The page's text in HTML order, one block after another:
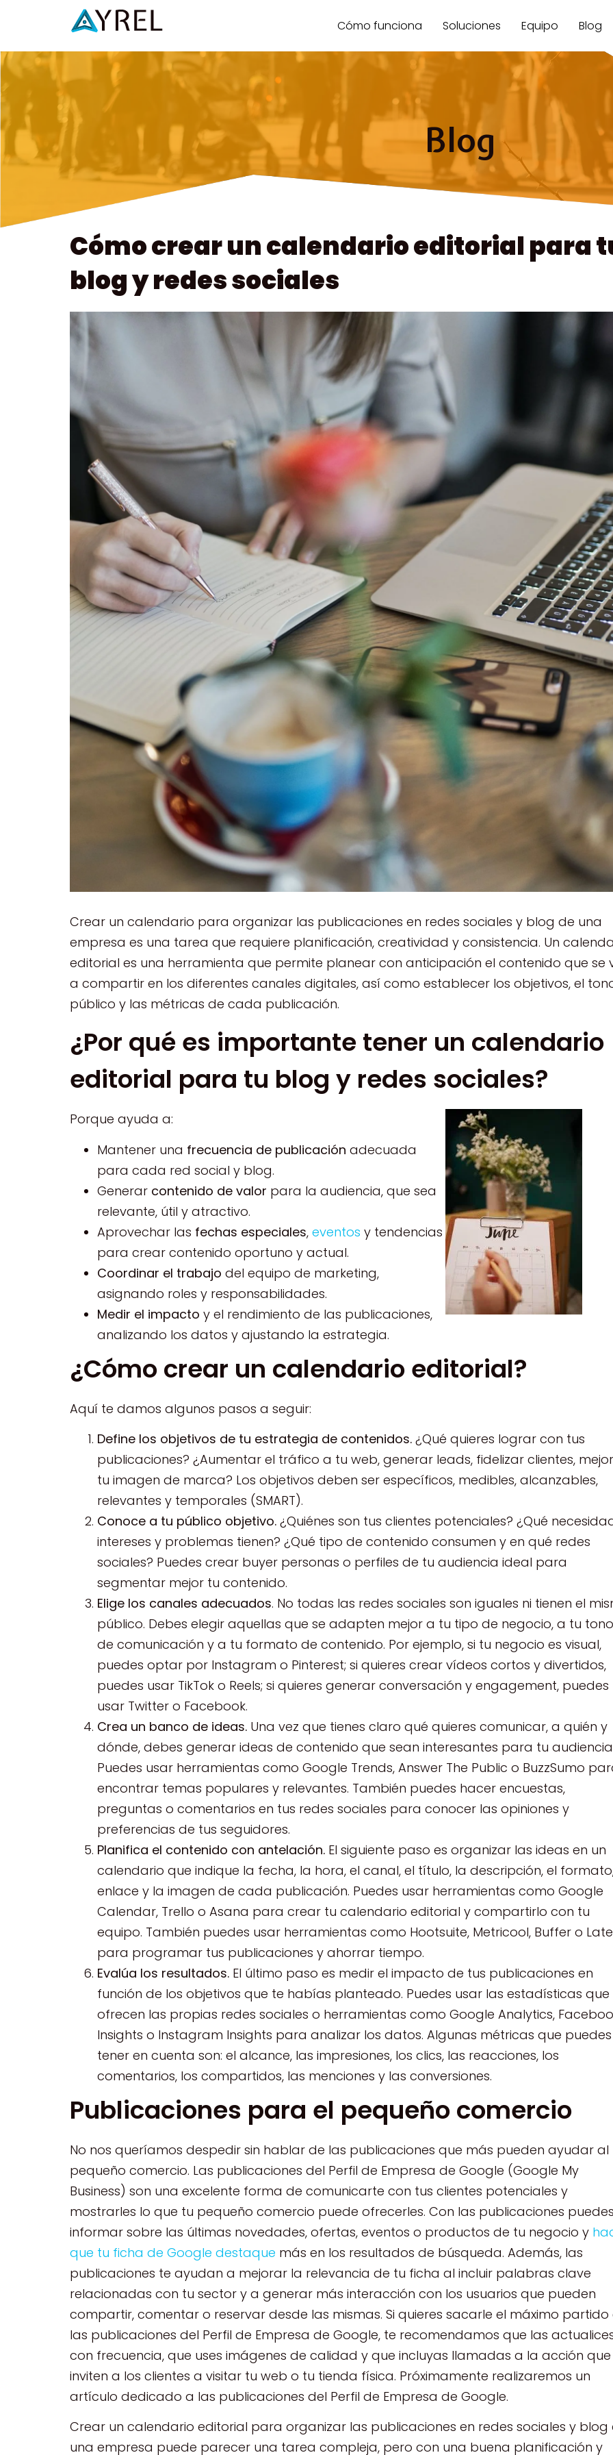
Cómo funciona Soluciones Equipo Blog
Blog
Cómo crear un calendario editorial para
blog y redes sociales
Crear un calendario para organizar las publicaciones en redes sociales y blog de una
empresa es una tarea que requiere planificación, creatividad y consistencia. Un
editorial es una herramienta que permite planear con anticipación el contenido que se
a compartir en los diferentes canales digitales, así como establecer los objetivos, el
público y las métricas de cada publicación.
¿Por qué es importante tener un calendario
editorial para tu blog y redes sociales?
Porque ayuda a:
Mantener una frecuencia de publicación adecuada
para cada red social y blog.
Generar contenido de valor para la audiencia, que sea
relevante, útil y atractivo.
Aprovechar las fechas especiales, eventos y tendencias
para crear contenido oportuno y actual.
Coordinar el trabajo del equipo de marketing,
asignando roles y responsabilidades.
Medir el impacto y el rendimiento de las publicaciones,
analizando los datos y ajustando la estrategia.
¿Cómo crear un calendario editorial?
Aquí te damos algunos pasos a seguir:
Define los objetivos de tu estrategia de contenidos. ¿Qué quieres lograr con tus
publicaciones? ¿Aumentar el tráfico a tu web, generar leads, fidelizar clientes,
tu imagen de marca? Los objetivos deben ser específicos, medibles, alcanzables,
relevantes y temporales (SMART).
Conoce a tu público objetivo. ¿Quiénes son tus clientes potenciales? ¿Qué
intereses y problemas tienen? ¿Qué tipo de contenido consumen y en qué redes
sociales? Puedes crear buyer personas o perfiles de tu audiencia ideal para
segmentar mejor tu contenido.
Elige los canales adecuados. No todas las redes sociales son iguales ni tienen el
público. Debes elegir aquellas que se adapten mejor a tu tipo de negocio, a tu tono
de comunicación y a tu formato de contenido. Por ejemplo, si tu negocio es visual,
puedes optar por Instagram o Pinterest; si quieres crear vídeos cortos y divertidos,
puedes usar TikTok o Reels; si quieres generar conversación y engagement, puedes
usar Twitter o Facebook.
Crea un banco de ideas. Una vez que tienes claro qué quieres comunicar, a quién y
dónde, debes generar ideas de contenido que sean interesantes para tu
Puedes usar herramientas como Google Trends, Answer The Public o BuzzSumo
encontrar temas populares y relevantes. También puedes hacer encuestas,
preguntas o comentarios en tus redes sociales para conocer las opiniones y
preferencias de tus seguidores.
Planifica el contenido con antelación. El siguiente paso es organizar las ideas en un
calendario que indique la fecha, la hora, el canal, el título, la descripción, el
enlace y la imagen de cada publicación. Puedes usar herramientas como Google
Calendar, Trello o Asana para crear tu calendario editorial y compartirlo con tu
equipo. También puedes usar herramientas como Hootsuite, Metricool, Buffer o
para programar tus publicaciones y ahorrar tiempo.
Evalúa los resultados. El último paso es medir el impacto de tus publicaciones en
función de los objetivos que te habías planteado. Puedes usar las estadísticas que
ofrecen las propias redes sociales o herramientas como Google Analytics,
Insights o Instagram Insights para analizar los datos. Algunas métricas que puedes
tener en cuenta son: el alcance, las impresiones, los clics, las reacciones, los
comentarios, los compartidos, las menciones y las conversiones.
Publicaciones para el pequeño comercio
No nos queríamos despedir sin hablar de las publicaciones que más pueden ayudar al
pequeño comercio. Las publicaciones del Perfil de Empresa de Google (Google My
Business) son una excelente forma de comunicarte con tus clientes potenciales y
mostrarles lo que tu pequeño comercio puede ofrecerles. Con las publicaciones puedes
informar sobre las últimas novedades, ofertas, eventos o productos de tu negocio y
que tu ficha de Google destaque más en los resultados de búsqueda. Además, las
publicaciones te ayudan a mejorar la relevancia de tu ficha al incluir palabras clave
relacionadas con tu sector y a generar más interacción con los usuarios que pueden
compartir, comentar o reservar desde las mismas. Si quieres sacarle el máximo partido
las publicaciones del Perfil de Empresa de Google, te recomendamos que las
con frecuencia, que uses imágenes de calidad y que incluyas llamadas a la acción que
inviten a los clientes a visitar tu web o tu tienda física. Próximamente realizaremos un
artículo dedicado a las publicaciones del Perfil de Empresa de Google.
Crear un calendario editorial para organizar las publicaciones en redes sociales y blog
una empresa puede parecer una tarea compleja, pero con una buena planificación y